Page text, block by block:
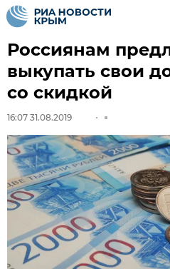
Россиянам
выкупать свои
со скидкой
16:07 31.08.2019